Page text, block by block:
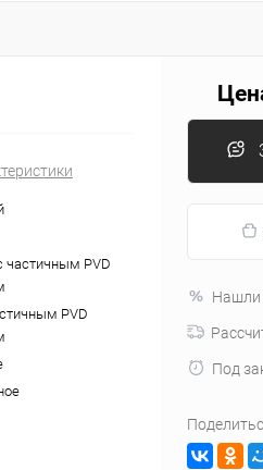
частичным PVD
PVD
Нашли
Под